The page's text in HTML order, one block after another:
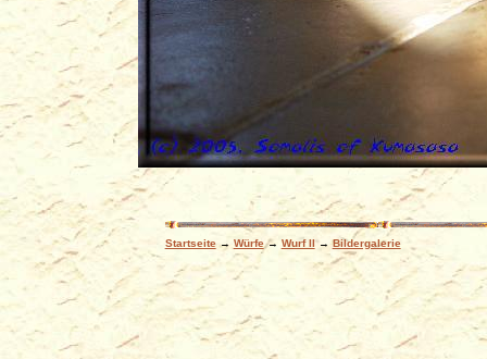
Startseite → Würfe→ Wurf II→Bildergalerie